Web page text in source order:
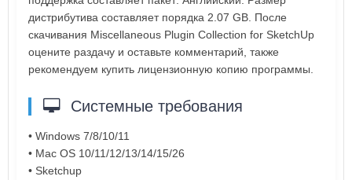
дистрибутива составляет порядка 2.07 GB. После
скачивания Miscellaneous Plugin Collection for SketchUp
оцените раздачу и оставьте комментарий, также
рекомендуем купить лицензионную копию программы.
Системные требования
• Windows 7/8/10/11
• Mac OS 10/11/12/13/14/15/26
• Sketchup